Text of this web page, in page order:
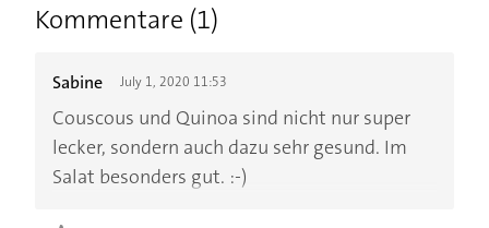
Kommentare (1)
Sabine July 1, 2020 11:53
Couscous und Quinoa sind nicht nur super
lecker, sondern auch dazu sehr gesund. Im
Salat besonders gut. :-)